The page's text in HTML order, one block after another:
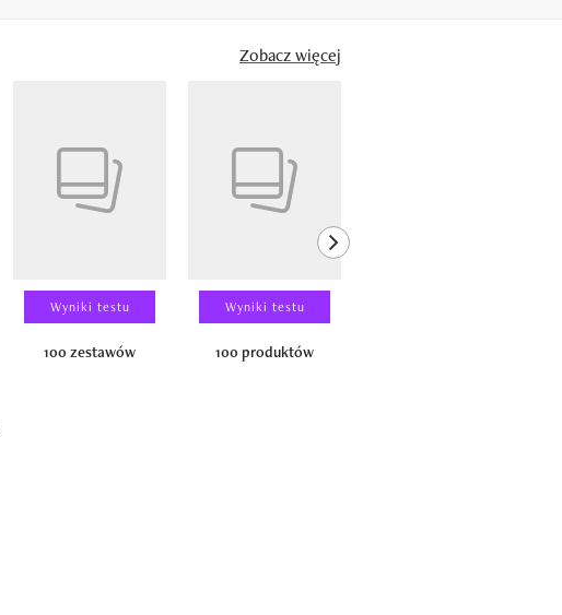
Zobacz więcej
Wyniki testu
100 zestawów
Wyniki testu
100 produktów
next element